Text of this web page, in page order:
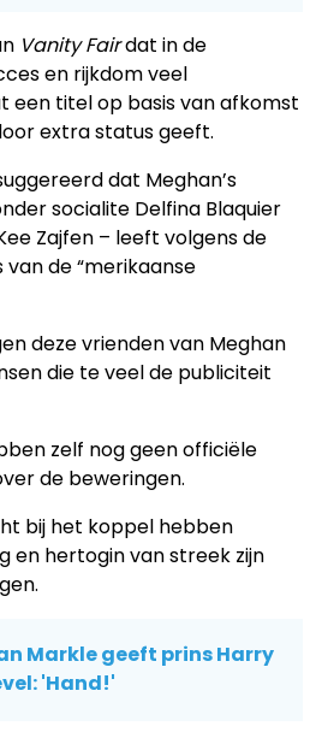
Vanity Fairdat in de
en rijkdom veel
een titel op basis van afkomst
extra status geeft.
dat Meghan’s
socialite Delfina Blaquier
Zajfen – leeft volgens de
de “merikaanse
deze vrienden van Meghan
die te veel de publiciteit
zelf nog geen officiële
de beweringen.
bij het koppel hebben
en hertogin van streek zijn
Markle geeft prins Harry
'Hand!'